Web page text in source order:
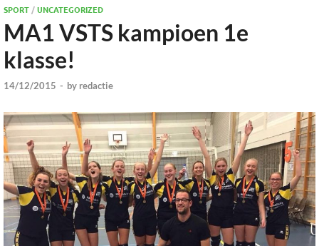
SPORT/UNCATEGORIZED
MA1 VSTS kampioen 1e
klasse!
14/12/2015 - by redactie